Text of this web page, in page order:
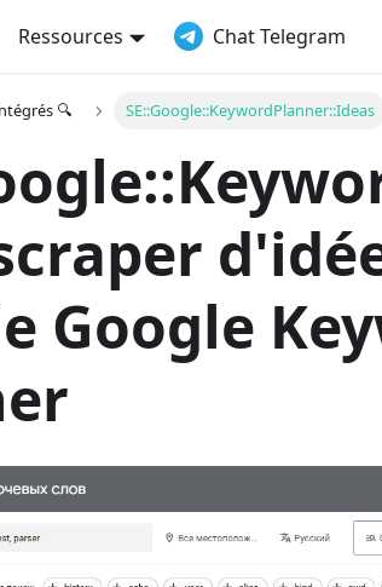
Ressources Chat Telegram
🔍 SE::Google::KeywordPlanner::Ideas
Google